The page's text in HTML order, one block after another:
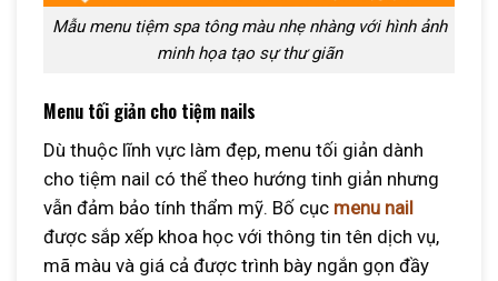
Mẫu menu tiệm spa tông màu nhẹ nhàng với hình ảnh
minh họa tạo sự thư giãn
Menu tối giản cho tiệm nails
Dù thuộc lĩnh vực làm đẹp, menu tối giản dành
cho tiệm nail có thể theo hướng tinh giản nhưng
vẫn đảm bảo tính thẩm mỹ. Bố cục menu nail
được sắp xếp khoa học với thông tin tên dịch vụ,
mã màu và giá cả được trình bày ngắn gọn đầy